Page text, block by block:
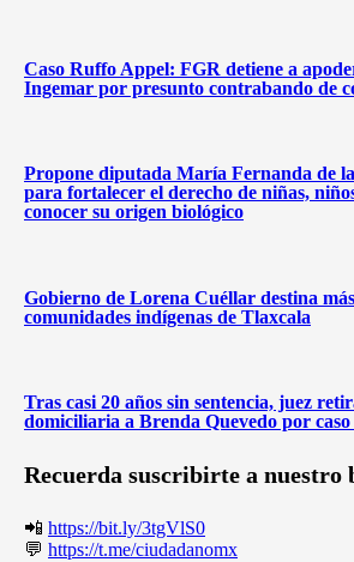
Caso Ruffo Appel: FGR detiene a
Ingemar por presunto contrabando de
Propone diputada María Fernanda de
para fortalecer el derecho de niñas,
conocer su origen biológico
Gobierno de Lorena Cuéllar destina
comunidades indígenas de Tlaxcala
Tras casi 20 años sin sentencia, juez
domiciliaria a Brenda Quevedo por caso
Recuerda suscribirte a nuestro
📲 https://bit.ly/3tgVlS0
💬 https://t.me/ciudadanomx